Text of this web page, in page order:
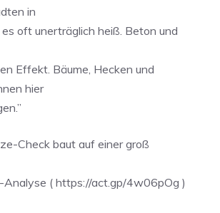
in
oft unerträglich heiß. Beton und
Effekt. Bäume, Hecken und
hier
Check baut auf einer groß
( https://act.gp/4w06pOg )